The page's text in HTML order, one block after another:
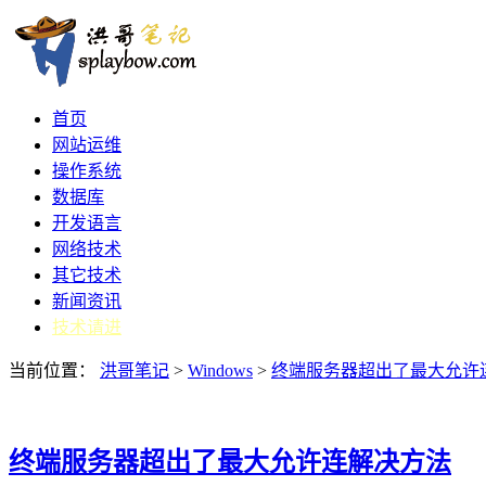
首页
网站运维
操作系统
数据库
开发语言
网络技术
其它技术
新闻资讯
技术请进
当前位置： 洪哥笔记 > Windows > 终端服务器超出了最大允许
终端服务器超出了最大允许连解决方法